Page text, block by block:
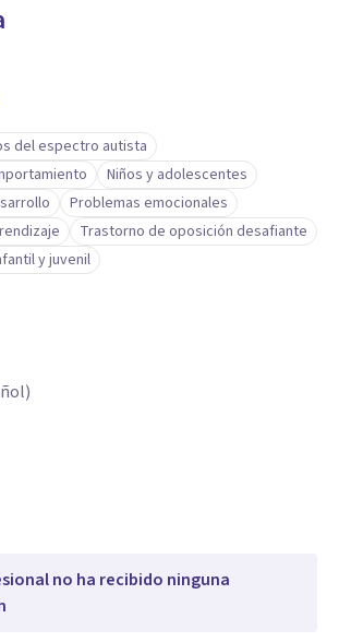
del espectro autista
Niños y adolescentes
Problemas emocionales
Trastorno de oposición desafiante
y juvenil
no ha recibido ninguna